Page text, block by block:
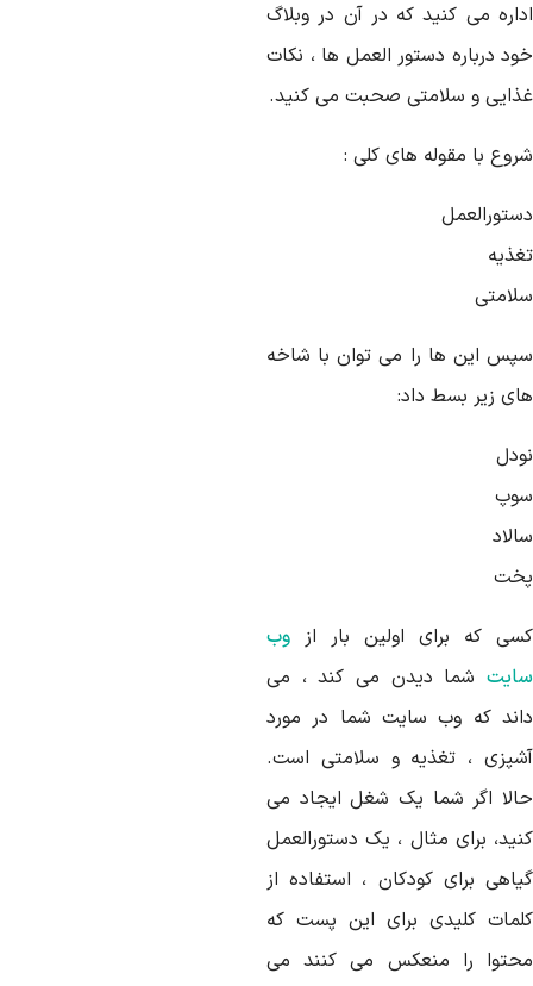
می کنید که در آن در وبلاگ
درباره دستور العمل ها ، نکات
و سلامتی صحبت می کنید.
با مقوله های کلی :
این ها را می توان با شاخه
زیر بسط داد:
که برای اولین بار از وب
شما دیدن می کند ، می
که وب سایت شما در مورد
، تغذیه و سلامتی است.
اگر شما یک شغل ایجاد می
برای مثال ، یک دستورالعمل
برای کودکان ، استفاده از
کلیدی برای این پست که
را منعکس می کنند می